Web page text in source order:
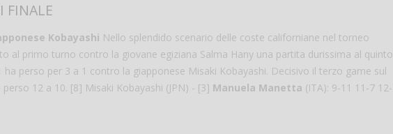
FINALE
Kobayashi Nello splendido scenario delle coste californiane nel torneo
al primo turno contro la giovane egiziana Salma Hany una partita durissima al quinto
perso per 3 a 1 contro la giapponese Misaki Kobayashi. Decisivo il terzo game sul
12 a 10. [8] Misaki Kobayashi (JPN) - [3] Manuela Manetta (ITA): 9-11 11-7 12-
come fare per prenotare
il campo per giocare con
un mio amico?
Devo chiamare il numero
telefonico o si può fare